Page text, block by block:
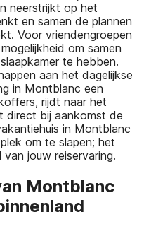
neerstrijkt op het
en samen de plannen
Voor vriendengroepen
om samen
te hebben.
aan het dagelijkse
in Montblanc een
rijdt naar het
direct bij aankomst de
in Montblanc
om te slapen; het
jouw reiservaring.
Montblanc